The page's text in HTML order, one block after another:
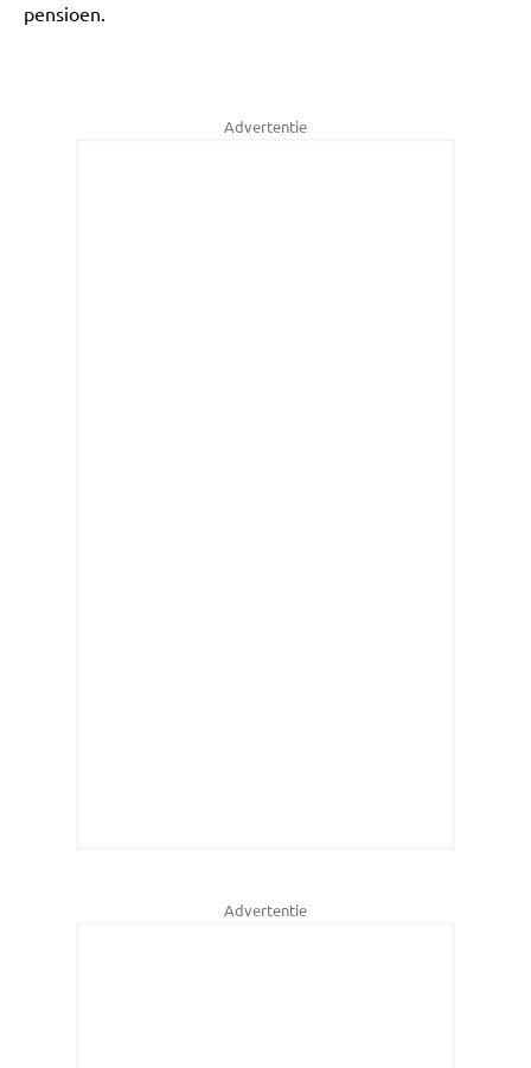
pensioen.
Advertentie
Advertentie